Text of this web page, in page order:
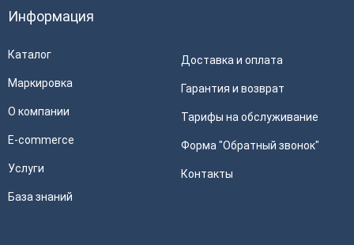
Информация
Каталог
Маркировка
О компании
E-commerce
Услуги
База знаний
Доставка и оплата
Гарантия и возврат
Тарифы на обслуживание
Форма "Обратный звонок"
Контакты